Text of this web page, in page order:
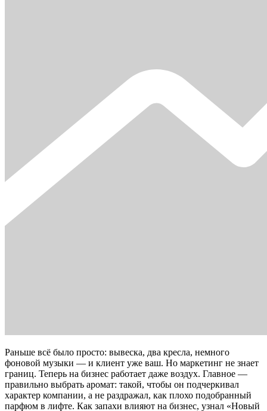
Раньше всё было просто: вывеска, два кресла, немного
фоновой музыки — и клиент уже ваш. Но маркетинг не знает
границ. Теперь на бизнес работает даже воздух. Главное —
правильно выбрать аромат: такой, чтобы он подчеркивал
характер компании, а не раздражал, как плохо подобранный
парфюм в лифте. Как запахи влияют на бизнес, узнал «Новый